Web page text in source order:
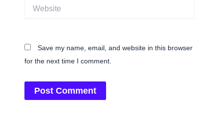
Save my name, email, and website in this browser
for the next time I comment.